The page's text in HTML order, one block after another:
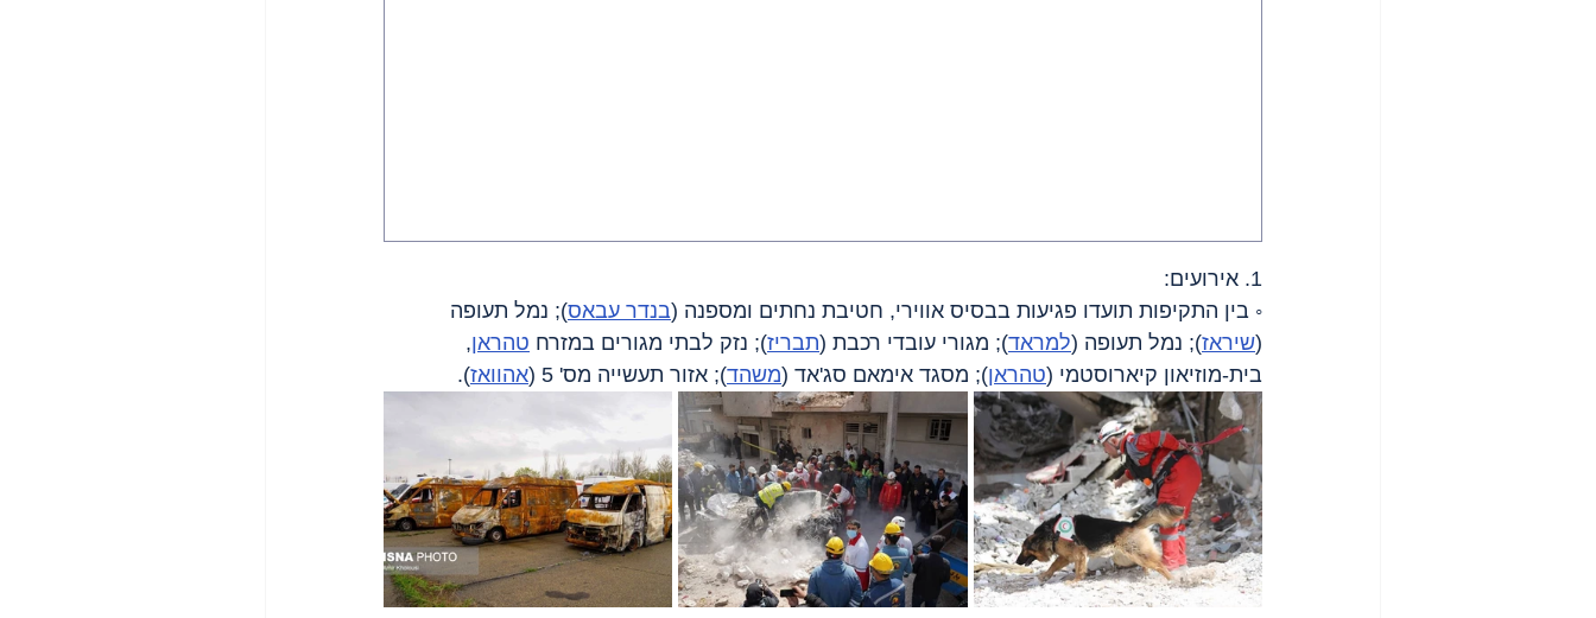
1. אירועים:
◦ בין התקיפות תועדו פגיעות בבסיס אווירי, חטיבת נחתים ומספנה (בנדר עבאס); נמל תעופה
(שיראז); נמל תעופה (למראד); מגורי עובדי רכבת (תבריז); נזק לבתי מגורים במזרח טהראן,
בית-מוזיאון קיארוסטמי (טהראן); מסגד אימאם סג'אד (משהד); אזור תעשייה מס' 5 ( אהוואז).